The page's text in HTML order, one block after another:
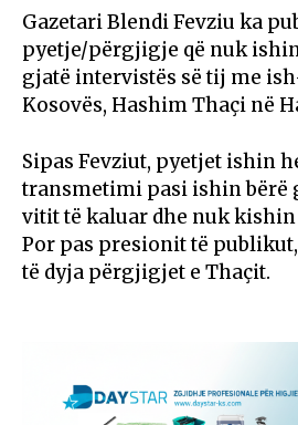
Gazetari Blendi Fevziu ka
pyetje/përgjigje që nuk
gjatë intervistës së tij me
Kosovës, Hashim Thaçi në
Sipas Fevziut, pyetjet ishin
transmetimi pasi ishin bërë
vitit të kaluar dhe nuk
Por pas presionit të
të dyja përgjigjet e Thaçit.